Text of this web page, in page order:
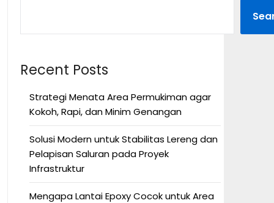
Recent Posts
Strategi Menata Area Permukiman agar
Kokoh, Rapi, dan Minim Genangan
Solusi Modern untuk Stabilitas Lereng dan
Pelapisan Saluran pada Proyek
Infrastruktur
Mengapa Lantai Epoxy Cocok untuk Area